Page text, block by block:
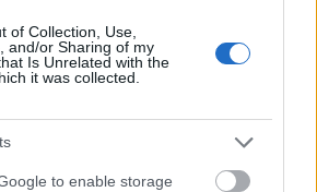
of Collection, Use,
and/or Sharing of my
Is Unrelated with the
it was collected.
to enable storage